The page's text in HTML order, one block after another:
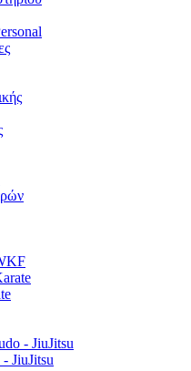
- JiuJitsu
- JiuJitsu